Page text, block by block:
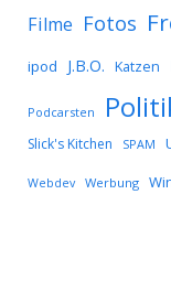
Filme Fotos
ipod J.B.O. Katzen
Podcarsten
Slick's Kitchen SPAM
Webdev Werbung